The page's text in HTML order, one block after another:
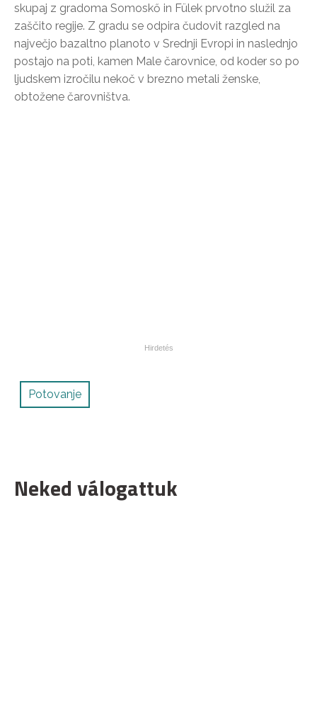
skupaj z gradoma Somoskő in Fülek prvotno služil za
zaščito regije. Z gradu se odpira čudovit razgled na
največjo bazaltno planoto v Srednji Evropi in naslednjo
postajo na poti, kamen Male čarovnice, od koder so po
ljudskem izročilu nekoč v brezno metali ženske,
obtožene čarovništva.
Potovanje
Neked válogattuk